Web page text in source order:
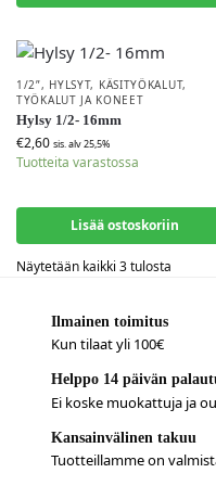
1/2”, HYLSYT, KÄSITYÖKALUT,
TYÖKALUT JA KONEET
Hylsy 1/2- 16mm
€2,60 sis. alv 25,5%
Tuotteita varastossa
Lisää ostoskoriin
Näytetään kaikki 3 tulosta
Ilmainen toimitus
Kun tilaat yli 100€
Helppo 14 päivän
Ei koske muokattuja ja
Kansainvälinen takuu
Tuotteillamme on